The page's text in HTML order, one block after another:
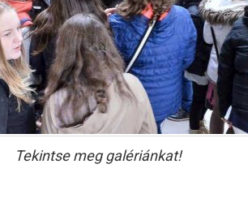
Tekintse meg galériánkat!